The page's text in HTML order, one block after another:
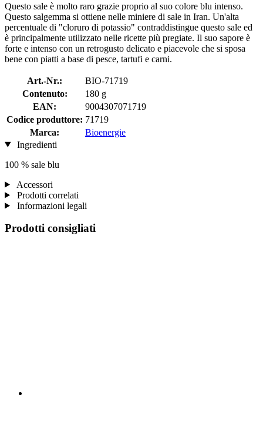
Questo sale è molto raro grazie proprio al suo colore blu intenso.
Questo salgemma si ottiene nelle miniere di sale in Iran. Un'alta
percentuale di "cloruro di potassio" contraddistingue questo sale ed
è principalmente utilizzato nelle ricette più pregiate. Il suo sapore è
forte e intenso con un retrogusto delicato e piacevole che si sposa
bene con piatti a base di pesce, tartufi e carni.
Art.-Nr.:
BIO-71719
Contenuto:
180 g
EAN:
9004307071719
Codice produttore: 71719
Marca:
Bioenergie
Ingredienti
100 % sale blu
Accessori
Prodotti correlati
Informazioni legali
Prodotti consigliati